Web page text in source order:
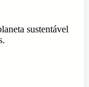
sustentável